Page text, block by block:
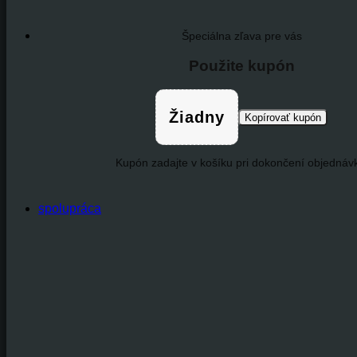
Špeciálna zľava pre vás
Použite kupón
Žiadny Kopírovať kupón
Kupón zadajte v košíku pri dokončení
spolupráca